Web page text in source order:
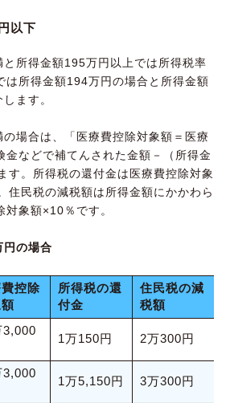
以下
所得金額195万円以上では所得税率
は所得金額194万円の場合と所得金額
ます。
場合は、「医療費控除対象額＝医療
金などで補てんされた金額－（所得金
す。所得税の還付金は医療費控除対象
住民税の減税額は所得金額にかかわら
象額×10％です。
円の場合
控除
所得税の還
付金
住民税の減
税額
3,000
1万150円 2万300円
3,000
1万5,150円 3万300円